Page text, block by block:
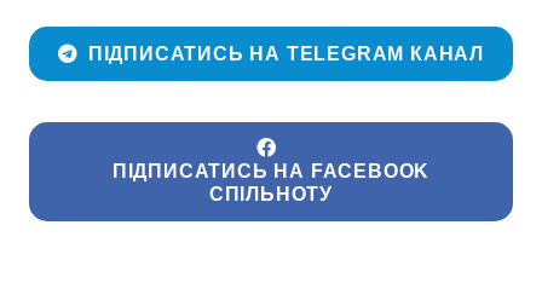
ПІДПИСАТИСЬ НА TELEGRAM КАНАЛ
ПІДПИСАТИСЬ НА FACEBOOK
СПІЛЬНОТУ